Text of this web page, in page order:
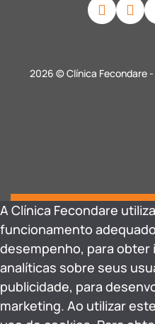
2026 © Clínica Fecondare
A Clínica Fecondare
funcionamento
desempenho, para
analíticas sobre seus
publicidade, para
marketing. Ao utilizar